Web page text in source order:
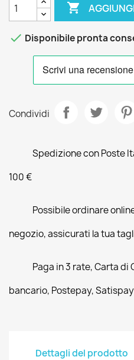

 Disponibile pronta
Condividi
Spedizione con Poste
100 €
Possibile ordinare
negozio, assicurati la tua
Paga in 3 rate, Carta
bancario, Postepay, Satispay
Dettagli del prodotto